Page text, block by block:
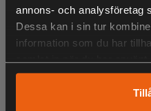
annons- och analysföretag
Dessa kan i sin tur
information som du har